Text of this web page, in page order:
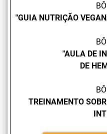
"GUIA NUTRIÇÃO
"AULA DE
DE
TREINAMENTO